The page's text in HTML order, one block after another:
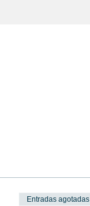
Entradas agotadas